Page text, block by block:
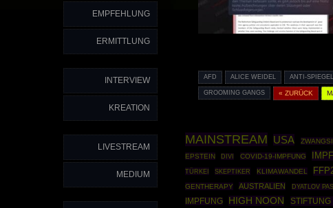
EMPFEHLUNG
ERMITTLUNG
INTERVIEW
KREATION
LIVESTREAM
MEDIUM
AFD ALICE WEIDEL ANTI-SPIEGEL
GROOMING GANGS « ZURÜCK
MAINSTREAM USA
EPSTEIN
DIVI COVID-19-IMPFUNG
TÜRKEI SKEPTIKER KLIMAWANDEL
GENTHERAPY
AUSTRALIEN DYATLOV
IMPFUNG
HIGH NOON